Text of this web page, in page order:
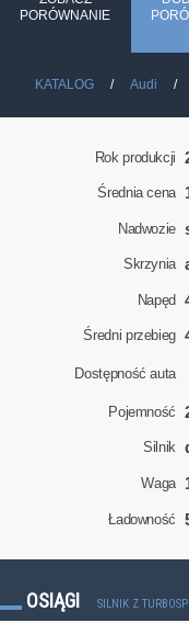
PORÓWNANIE
KATALOG Audi
Rok produkcji
Średnia cena
Nadwozie
Skrzynia
Napęd
Średni przebieg
Dostępność auta
Pojemność
Silnik
Waga
Ładowność
OSIĄGI SILNIK Z